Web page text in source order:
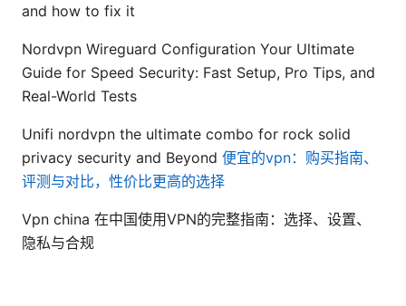
and how to fix it
Nordvpn Wireguard Configuration Your Ultimate
Guide for Speed Security: Fast Setup, Pro Tips, and
Real-World Tests
Unifi nordvpn the ultimate combo for rock solid
privacy security and Beyond 便宜的vpn：购买指南、
评测与对比，性价比更高的选择
Vpn china 在中国使用VPN的完整指南：选择、设置、
隐私与合规